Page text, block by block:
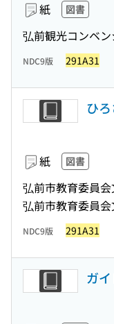
紙 図書
弘前観光コンベ
NDC9版 291A31
ひ
紙 図書
弘前市教育委員会
弘前市教育委員
NDC9版 291A31
ガ